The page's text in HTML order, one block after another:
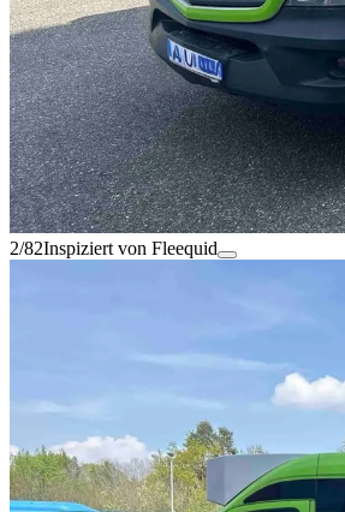
2/82Inspiziert von Fleequid